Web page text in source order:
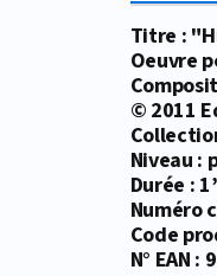
Titre :
Oeuvre
© 2011
Niveau :
Durée :
Numéro
Code
N° EAN